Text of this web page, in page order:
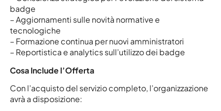
badge
– Aggiornamenti sulle novità normative e
tecnologiche
– Formazione continua per nuovi amministratori
– Reportistica e analytics sull’utilizzo dei badge
Cosa Include l’Offerta
Con l’acquisto del servizio completo, l’organizzazione
avrà a disposizione: